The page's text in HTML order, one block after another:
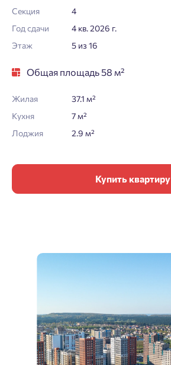
Секция
4
Год сдачи
4 кв. 2026 г.
Этаж
5 из 16
Общая площадь 58 м²
Жилая
37.1 м²
Кухня
7 м²
Лоджия
2.9 м²
Купить квартиру